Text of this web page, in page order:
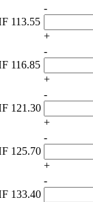
113.55
-
+
116.85
-
+
121.30
-
+
125.70
-
+
133.40
-